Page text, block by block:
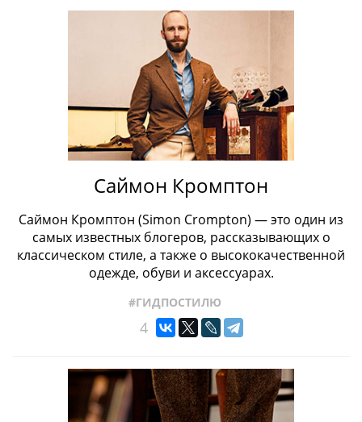
Саймон Кромптон
Саймон Кромптон (Simon Crompton) — это один из
самых известных блогеров, рассказывающих о
классическом стиле, а также о высококачественной
одежде, обуви и аксессуарах.
#ГИДПОСТИЛЮ
4